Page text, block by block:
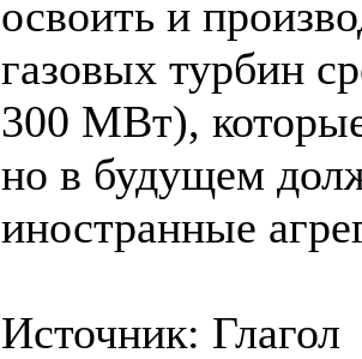
освоить и
газовых турбин
300 МВт),
но в будущем
иностранные
Источник: Глагол